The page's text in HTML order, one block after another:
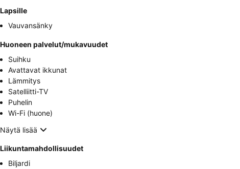
Lapsille
Vauvansänky
Huoneen palvelut/mukavuudet
Suihku
Avattavat ikkunat
Lämmitys
Satelliitti-TV
Puhelin
Wi-Fi (huone)
Näytä lisää
Liikuntamahdollisuudet
Biljardi